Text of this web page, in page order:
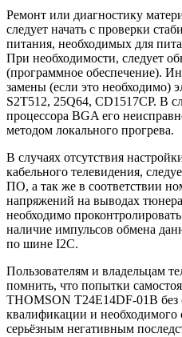
Ремонт или диагностику
следует начать с проверки
питания, необходимых для
При необходимости, следует
(программное обеспечение).
замены (если это необходимо)
S2T512, 25Q64, CD1517CP. В
процессора BGA его
методом локального прогрева.
В случаях отсутствия
кабельного телевидения,
ПО, а так же в соответствии
напряжений на выводах
необходимо
наличие импульсов обмена
по шине I2C.
Пользователям и владельцам
помнить, что попытки
THOMSON T24E14DF-01B без
квалификации и необходимого
серьёзным негативным